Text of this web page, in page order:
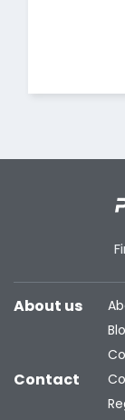
About us
Contact